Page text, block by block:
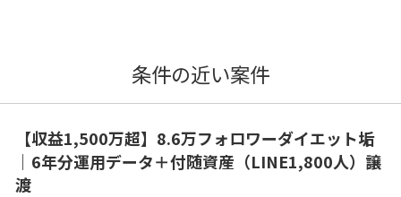
条件の近い案件
【収益1,500万超】8.6万フォロワーダイエット垢
｜6年分運用データ＋付随資産（LINE1,800人）譲
渡